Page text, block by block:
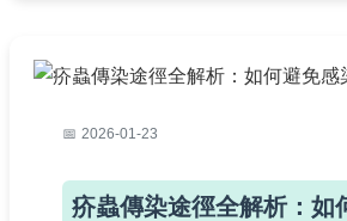
2026-01-23
疥蟲傳染途徑全解析：如